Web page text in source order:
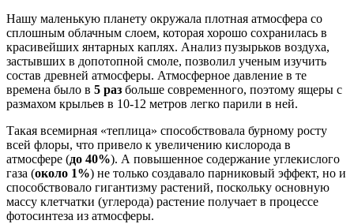
Нашу маленькую планету окружала плотная атмосфера со
сплошным облачным слоем, которая хорошо сохранилась в
красивейших янтарных каплях. Анализ пузырьков воздуха,
застывших в допотопной смоле, позволил ученым изучить
состав древней атмосферы. Атмосферное давление в те
времена было в 5 раз больше современного, поэтому ящеры с
размахом крыльев в 10-12 метров легко парили в ней.
Такая всемирная «теплица» способствовала бурному росту
всей флоры, что привело к увеличению кислорода в
атмосфере (до 40%). А повышенное содержание углекислого
газа (около 1%) не только создавало парниковый эффект, но и
способствовало гигантизму растений, поскольку основную
массу клетчатки (углерода) растение получает в процессе
фотосинтеза из атмосферы.